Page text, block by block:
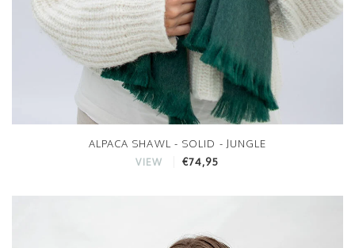
ALPACA SHAWL - SOLID - JUNGLE
VIEW €74,95